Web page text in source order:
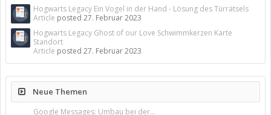
Hogwarts Legacy Ein Vogel in der Hand - Lösung des Türrätsels
Article posted 27. Februar 2023
Hogwarts Legacy Ghost of our Love Schwimmkerzen Karte
Standort
Article posted 27. Februar 2023
Neue Themen
Google Messages: Umbau bei der...